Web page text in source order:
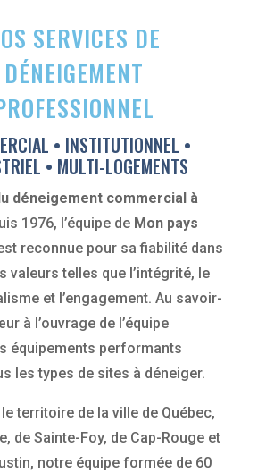
SERVICES DE
DÉNEIGEMENT
• INSTITUTIONNEL •
• MULTI-LOGEMENTS
déneigement commercial à
1976, l’équipe de Mon pays
reconnue pour sa fiabilité dans
valeurs telles que l’intégrité, le
et l’engagement. Au savoir-
à l’ouvrage de l’équipe
équipements performants
les types de sites à déneiger.
territoire de la ville de Québec,
de Sainte-Foy, de Cap-Rouge et
notre équipe formée de 60